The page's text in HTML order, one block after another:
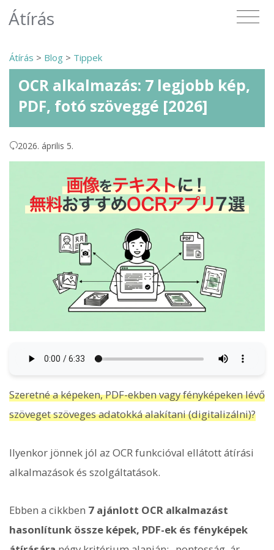
Átírás
Átírás > Blog > Tippek
OCR alkalmazás: 7 legjobb kép,
PDF, fotó szöveggé [2026]
2026. április 5.
Szeretné a képeken, PDF-ekben vagy fényképeken lévő
szöveget szöveges adatokká alakítani (digitalizálni)?
Ilyenkor jönnek jól az OCR funkcióval ellátott átírási
alkalmazások és szolgáltatások.
Ebben a cikkben 7 ajánlott OCR alkalmazást
hasonlítunk össze képek, PDF-ek és fényképek